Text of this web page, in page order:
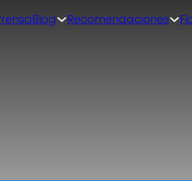
Blog Recomendaciones